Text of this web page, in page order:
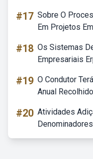
#17 Sobre O
Em Projetos
#18 Os Sistemas
Empresariais
#19 O Condutor
Anual
#20 Atividades